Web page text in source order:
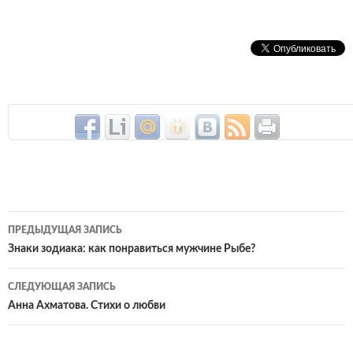
Навигация
по
записям
ПРЕДЫДУЩАЯ ЗАПИСЬ
Знаки зодиака: как понравиться мужчине Рыбе?
СЛЕДУЮЩАЯ ЗАПИСЬ
Анна Ахматова. Стихи о любви